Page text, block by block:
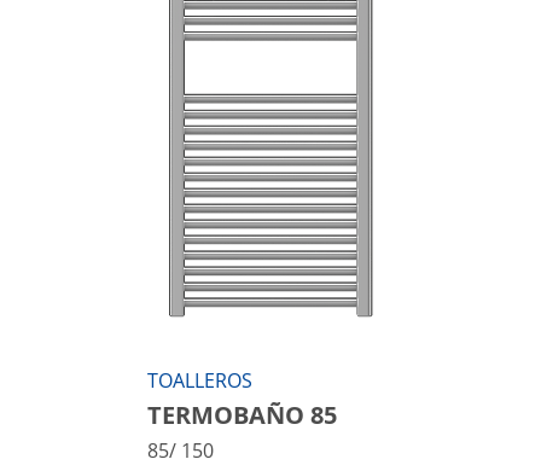
TOALLEROS
TERMOBAÑO 85
85/ 150